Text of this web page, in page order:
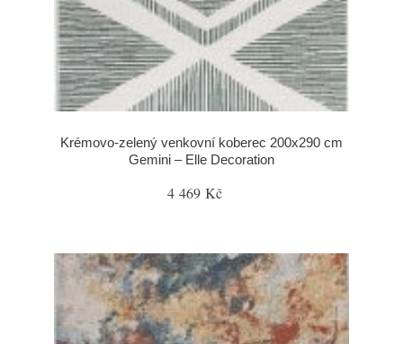
Krémovo-zelený venkovní koberec 200x290 cm
Gemini – Elle Decoration
4 469 Kč